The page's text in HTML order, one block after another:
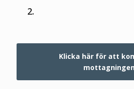
2.
Klicka här för att